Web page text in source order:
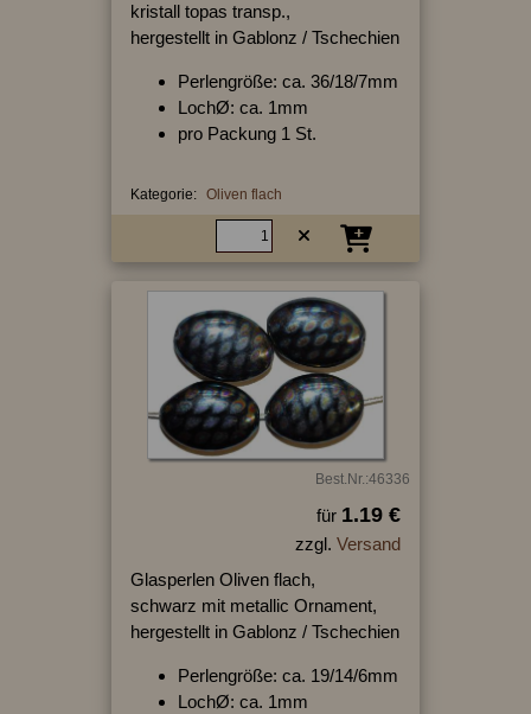
kristall topas transp.,
hergestellt in Gablonz / Tschechien
Perlengröße: ca. 36/18/7mm
LochØ: ca. 1mm
pro Packung 1 St.
Kategorie: Oliven flach
Best.Nr.:46336
für 1.19 €
zzgl. Versand
Glasperlen Oliven flach,
schwarz mit metallic Ornament,
hergestellt in Gablonz / Tschechien
Perlengröße: ca. 19/14/6mm
LochØ: ca. 1mm